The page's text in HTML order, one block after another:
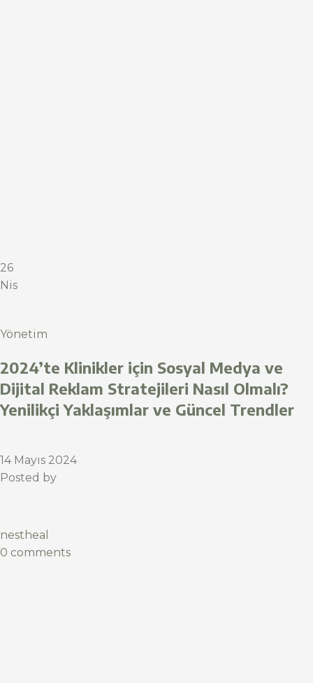
26
Nis
Yönetim
2024’te Klinikler için Sosyal Medya ve
Dijital Reklam Stratejileri Nasıl Olmalı?
Yenilikçi Yaklaşımlar ve Güncel Trendler
14 Mayıs 2024
Posted by
nestheal
0 comments